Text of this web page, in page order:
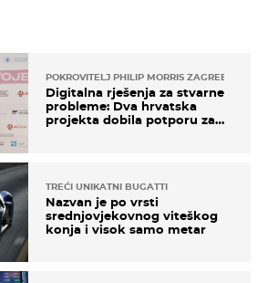
POKROVITELJ PHILIP MORRIS ZAGREB
Digitalna rješenja za stvarne
probleme: Dva hrvatska
projekta dobila potporu za
TREĆI UNIKATNI BUGATTI
Nazvan je po vrsti
srednjovjekovnog viteškog
konja i visok samo metar